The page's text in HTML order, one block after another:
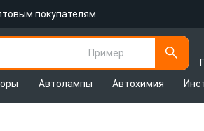
покупателям
Пример
Автолампы Автохимия